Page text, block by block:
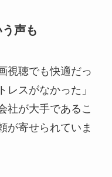
声も
視聴でも快適だっ
レスがなかった」
社が大手であるこ
が寄せられていま